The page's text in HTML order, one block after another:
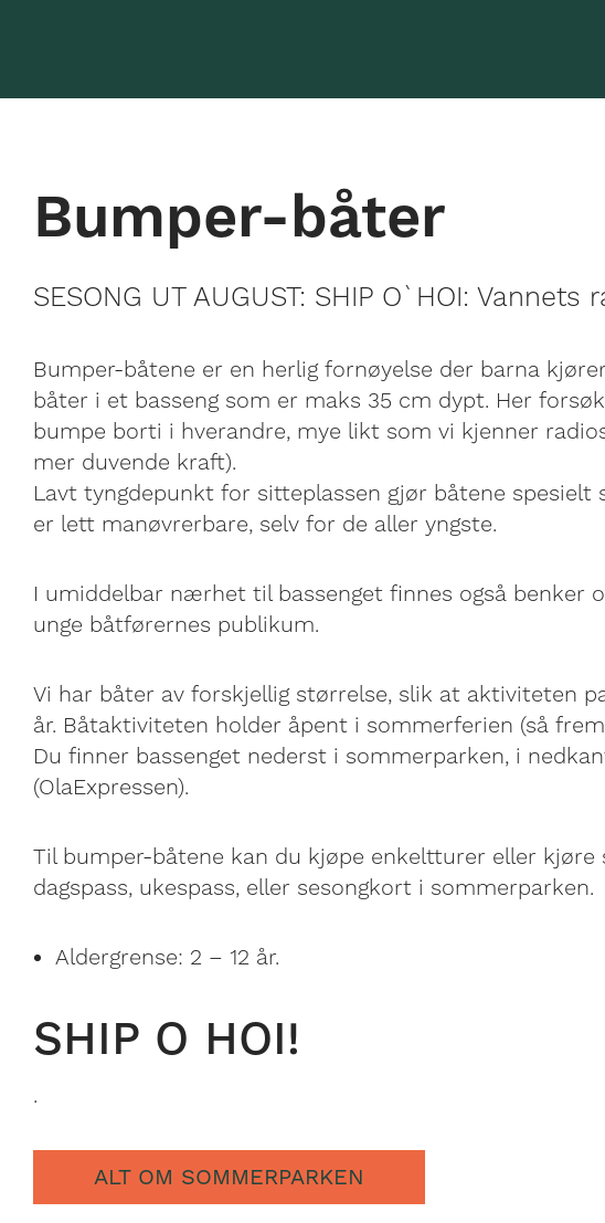
Bumper-båter
SESONG UT AUGUST: SHIP O`HOI:
Bumper-båtene er en herlig fornøyelse der barna
båter i et basseng som er maks 35 cm dypt. Her
bumpe borti i hverandre, mye likt som vi kjenner
mer duvende kraft).
Lavt tyngdepunkt for sitteplassen gjør båtene spesielt
er lett manøvrerbare, selv for de aller yngste.
I umiddelbar nærhet til bassenget finnes også benker
unge båtførernes publikum.
Vi har båter av forskjellig størrelse, slik at aktiviteten
år. Båtaktiviteten holder åpent i sommerferien (så
Du finner bassenget nederst i sommerparken, i
(OlaExpressen).
Til bumper-båtene kan du kjøpe enkeltturer eller kjøre
dagspass, ukespass, eller sesongkort i sommerparken.
Aldergrense: 2 – 12 år.
SHIP O HOI!
.
ALT OM SOMMERPARKEN